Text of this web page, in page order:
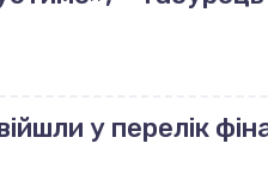
у перелік